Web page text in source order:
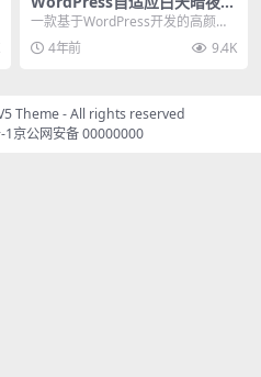
颜值无刷新加载首页支持三种
布局 v2.4
一款基于WordPress开发的高颜值
的自适应主题，支持白天与黑夜模
式。首页支持...
4年前 9.4K
Theme- All rights reserved
1京公网安备 00000000